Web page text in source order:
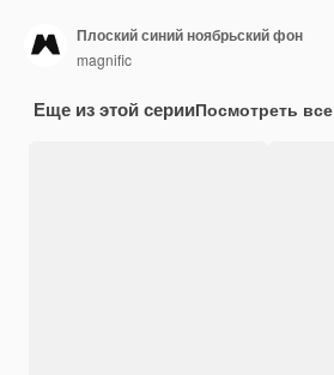
Плоский синий ноябрьский фон
magnific
Еще из этой серииПосмотреть все